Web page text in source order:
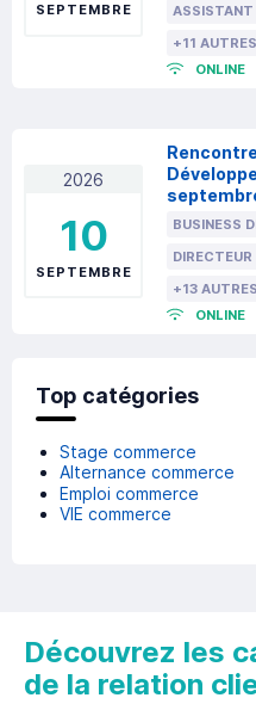
SEPTEMBRE
ASSISTANT
+11 AUTRES
ONLINE
2026
10
SEPTEMBRE
BUSINESS
+13 AUTRES
ONLINE
Top catégories
Stage commerce
Alternance commerce
Emploi commerce
VIE commerce
Découvrez les
de la relation